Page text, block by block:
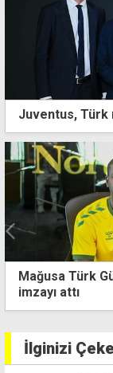
Juventus,
Üstel: Spora
yatırımdır
İlginizi